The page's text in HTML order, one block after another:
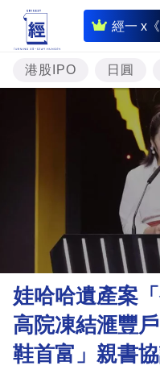
經一 x
即
時
財
經
市
理
財
商
業
港股IPO 日圓
娃哈哈遺產案
高院凍結滙豐
鞋首富」親書